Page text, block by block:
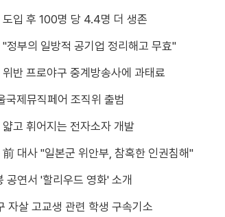
도입 후 100명 당 4.4명 더 생존
"정부의 일방적 공기업 정리해고 무효"
반 프로야구 중계방송사에 과태료
국제뮤직페어 조직위 출범
고 휘어지는 전자소자 개발
대사 "일본군 위안부, 참혹한 인권침해"
공연서 '할리우드 영화' 소개
자살 고교생 관련 학생 구속기소